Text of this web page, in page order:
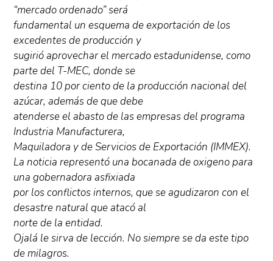
“mercado ordenado” será
fundamental un esquema de exportación de los
excedentes de producción y
sugirió aprovechar el mercado estadunidense, como
parte del T-MEC, donde se
destina 10 por ciento de la producción nacional del
azúcar, además de que debe
atenderse el abasto de las empresas del programa
Industria Manufacturera,
Maquiladora y de Servicios de Exportación (IMMEX).
La noticia representó una bocanada de oxigeno para
una gobernadora asfixiada
por los conflictos internos, que se agudizaron con el
desastre natural que atacó al
norte de la entidad.
Ojalá le sirva de lección. No siempre se da este tipo
de milagros.